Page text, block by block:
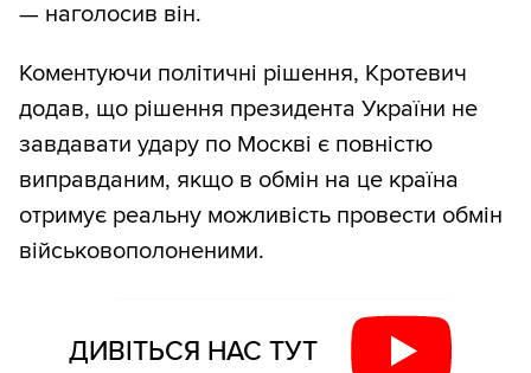
— наголосив він.
Коментуючи політичні рішення, Кротевич
додав, що рішення президента України не
завдавати удару по Москві є повністю
виправданим, якщо в обмін на це країна
отримує реальну можливість провести обмін
військовополоненими.
ДИВІТЬСЯ НАС ТУТ